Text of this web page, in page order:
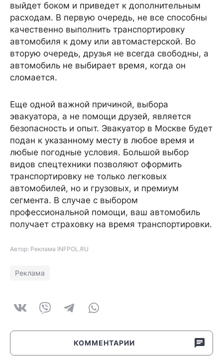
выйдет боком и приведет к дополнительным
расходам. В первую очередь, не все способны
качественно выполнить транспортировку
автомобиля к дому или автомастерской. Во
вторую очередь, друзья не всегда свободны, а
автомобиль не выбирает время, когда он
сломается.
Еще одной важной причиной, выбора
эвакуатора, а не помощи друзей, является
безопасность и опыт. Эвакуатор в Москве будет
подан к указанному месту в любое время и
любые погодные условия. Большой выбор
видов спецтехники позволяют оформить
транспортировку не только легковых
автомобилей, но и грузовых, и премиум
сегмента. В случае с выбором
профессиональной помощи, ваш автомобиль
получает страховку на время транспортировки.
Автор: Реклама INFPOL.RU
Реклама
КОММЕНТАРИИ